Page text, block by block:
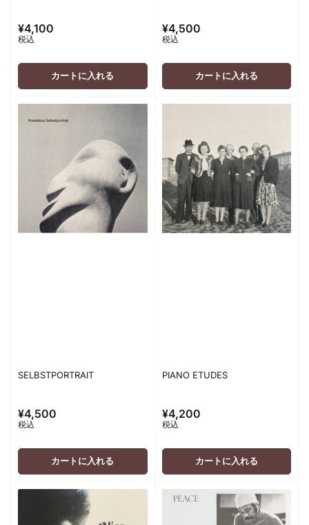
通
常
価
¥4,100
税込
カートに入れる
通
常
価
¥4,500
税込
カートに入れる
SELBSTPORTRAIT
通
常
価
¥4,500
税込
カートに入れる
PIANO ETUDES
通
常
価
¥4,200
税込
カートに入れる